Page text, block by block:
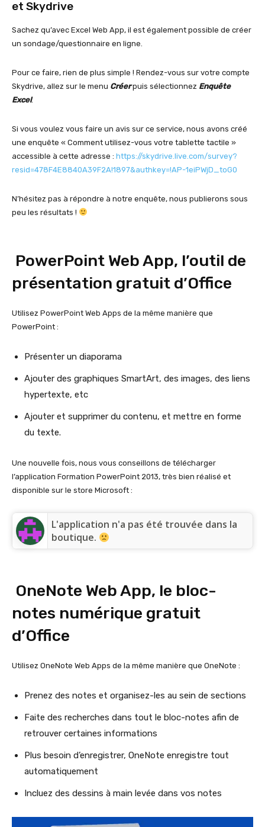
et Skydrive
Sachez qu’avec Excel Web App, il est également possible de créer
un sondage/questionnaire en ligne.
Pour ce faire, rien de plus simple ! Rendez-vous sur votre compte
Skydrive, allez sur le menu Créerpuis sélectionnez Enquête
Excel.
Si vous voulez vous faire un avis sur ce service, nous avons créé
une enquête « Comment utilisez-vous votre tablette tactile »
accessible à cette adresse : https://skydrive.live.com/survey?
resid=478F4E8840A39F2A!1897&authkey=!AP-1eiPWjD_toG0
N’hésitez pas à répondre à notre enquête, nous publierons sous
peu les résultats !
PowerPoint Web App, l’outil de
présentation gratuit d’Office
Utilisez PowerPoint Web Apps de la même manière que
PowerPoint :
Présenter un diaporama
Ajouter des graphiques SmartArt, des images, des liens
hypertexte, etc
Ajouter et supprimer du contenu, et mettre en forme
du texte.
Une nouvelle fois, nous vous conseillons de télécharger
l’application Formation PowerPoint 2013, très bien réalisé et
disponible sur le store Microsoft :
L'application n'a pas été trouvée dans la
boutique.
OneNote Web App, le bloc-
notes numérique gratuit
d’Office
Utilisez OneNote Web Apps de la même manière que OneNote :
Prenez des notes et organisez-les au sein de sections
Faite des recherches dans tout le bloc-notes afin de
retrouver certaines informations
Plus besoin d’enregistrer, OneNote enregistre tout
automatiquement
Incluez des dessins à main levée dans vos notes